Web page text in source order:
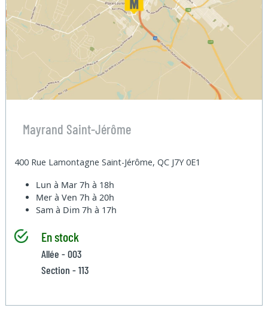
Mayrand Saint-Jérôme
400 Rue Lamontagne Saint-Jérôme, QC J7Y 0E1
Lun à Mar7h à 18h
Mer à Ven7h à 20h
Sam à Dim7h à 17h
En stock
Allée - 003
Section - 113